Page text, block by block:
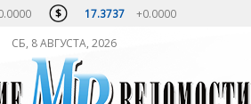
17.3737 +0.0000
СБ, 8 АВГУСТА, 2026